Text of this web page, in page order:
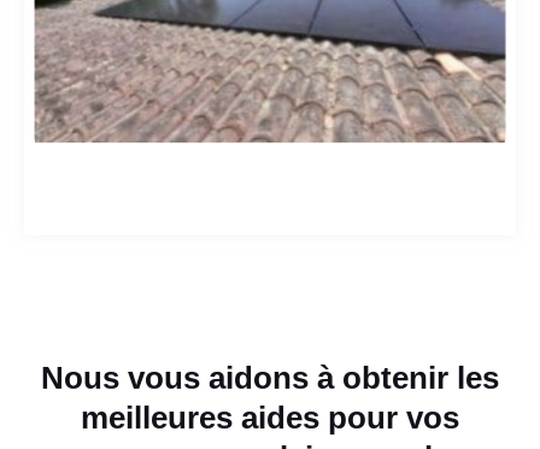
Nous vous aidons à obtenir les
meilleures aides pour vos